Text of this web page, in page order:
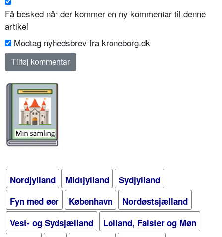
Få besked når der kommer en ny kommentar til denne
artikel
Modtag nyhedsbrev fra kroneborg.dk
Nordjylland Midtjylland
Sydjylland
Fyn med øer
København
Nordøstsjælland
Vest- og Sydsjælland
Lolland, Falster og Møn